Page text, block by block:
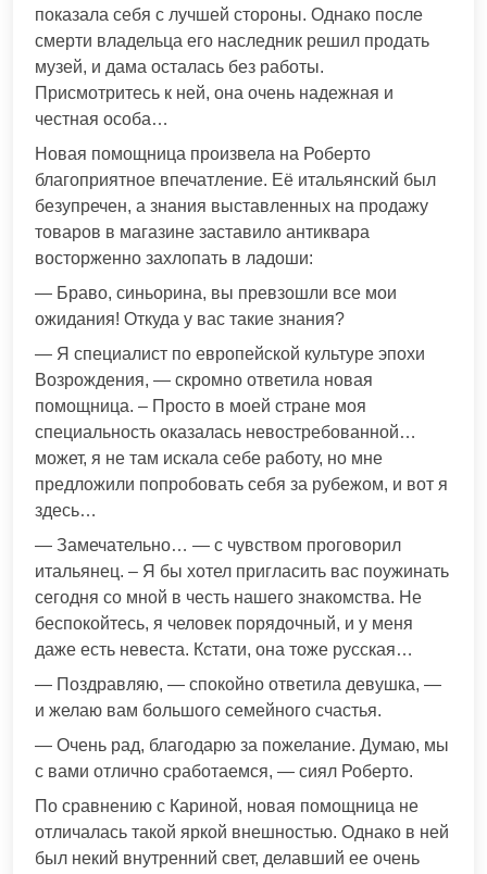
показала себя с лучшей стороны. Однако после
смерти владельца его наследник решил продать
музей, и дама осталась без работы.
Присмотритесь к ней, она очень надежная и
честная особа…
Новая помощница произвела на Роберто
благоприятное впечатление. Её итальянский был
безупречен, а знания выставленных на продажу
товаров в магазине заставило антиквара
восторженно захлопать в ладоши:
— Браво, синьорина, вы превзошли все мои
ожидания! Откуда у вас такие знания?
— Я специалист по европейской культуре эпохи
Возрождения, — скромно ответила новая
помощница. – Просто в моей стране моя
специальность оказалась невостребованной…
может, я не там искала себе работу, но мне
предложили попробовать себя за рубежом, и вот я
здесь…
— Замечательно… — с чувством проговорил
итальянец. – Я бы хотел пригласить вас поужинать
сегодня со мной в честь нашего знакомства. Не
беспокойтесь, я человек порядочный, и у меня
даже есть невеста. Кстати, она тоже русская…
— Поздравляю, — спокойно ответила девушка, —
и желаю вам большого семейного счастья.
— Очень рад, благодарю за пожелание. Думаю, мы
с вами отлично сработаемся, — сиял Роберто.
По сравнению с Кариной, новая помощница не
отличалась такой яркой внешностью. Однако в ней
был некий внутренний свет, делавший ее очень